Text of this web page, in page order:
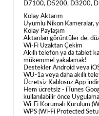
D7100, D5200, D3200,
Kolay Aktarım
Uyumlu Nikon Kameralar,
Kolay Paylaşım
Aktarılan görüntüler de,
Wi-Fi Uzaktan Çekim
Akıllı telefon ya da tablet
mükemmel yakalamak!
Destekler Android veya
WU-1a veya daha akıllı
Ücretsiz Kablosuz App
Hem ücretsiz - iTunes
kullanılabilir önce
Wi-Fi Korumalı Kurulum
WPS (Wi-Fi Protected